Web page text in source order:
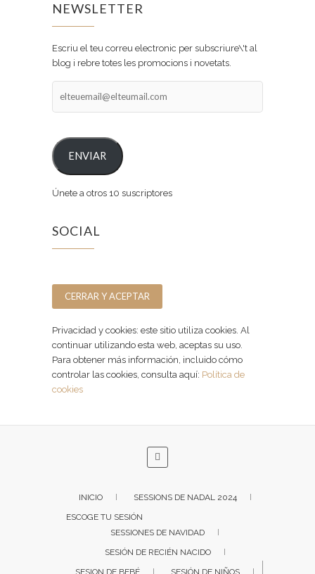
NEWSLETTER
Escriu el teu correu electronic per subscriure\'t al
blog i rebre totes les promocions i novetats.
ENVIAR
Únete a otros 10 suscriptores
SOCIAL
Privacidad y cookies: este sitio utiliza cookies. Al
continuar utilizando esta web, aceptas su uso.
Para obtener más información, incluido cómo
controlar las cookies, consulta aquí: Política de
cookies
INICIO
SESSIONS DE NADAL 2024
ESCOGE TU SESIÓN
SESSIONES DE NAVIDAD
SESIÓN DE RECIÉN NACIDO
SESION DE BEBÉ
SESIÓN DE NIÑOS